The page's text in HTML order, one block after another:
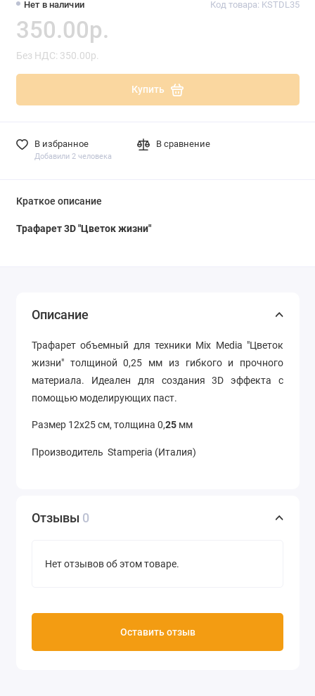
Нет в наличии Код товара: KSTDL35
350.00р.
Без НДС: 350.00р.
Купить
В избранное
Добавили 2 человека
В сравнение
Краткое описание
Трафарет 3D "Цветок жизни"
Описание
Трафарет объемный для техники Mix Media "Цветок
жизни" толщиной 0,25 мм из гибкого и прочного
материала. Идеален для создания 3D эффекта с
помощью моделирующих паст.
Размер 12х25 см, толщина 0,25 мм
Производитель Stamperia (Италия)
Отзывы 0
Нет отзывов об этом товаре.
Оставить отзыв